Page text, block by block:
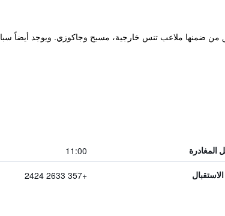
من ضمنها ملاعب تنس خارجية، مسبح وجاكوزي. ويوجد أيضاً سبا
11:00
+357 2633 2424